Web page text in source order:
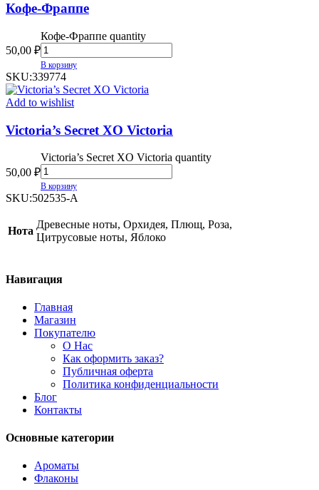
Кофе-Фраппе
50,00 ₽
Кофе-Фраппе quantity
В корзину
SKU:339774
Add to wishlist
Victoria’s Secret XO Victoria
50,00 ₽
Victoria’s Secret XO Victoria quantity
В корзину
SKU:502535-A
Нота
Древесные ноты, Орхидея, Плющ, Роза,
Цитрусовые ноты, Яблоко
Навигация
Главная
Магазин
Покупателю
О Нас
Как оформить заказ?
Публичная оферта
Политика конфиденциальности
Блог
Контакты
Основные категории
Ароматы
Флаконы